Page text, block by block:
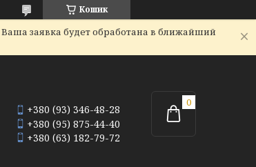
Кошик
заявка будет обработана в ближайший
+380 (93) 346-48-28
+380 (95) 875-44-40
+380 (63) 182-79-72